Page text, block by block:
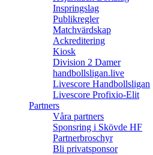
Inspringslag
Publikregler
Matchvärdskap
Ackreditering
Kiosk
Division 2 Damer
handbollsligan.live
Livescore Handbollsligan
Livescore Profixio-Elit
Partners
Våra partners
Sponsring i Skövde HF
Partnerbroschyr
Bli privatsponsor